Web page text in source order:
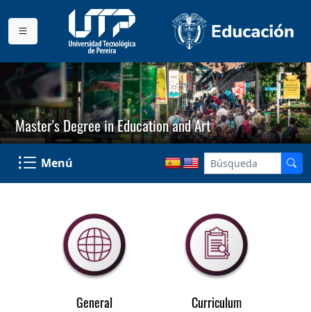
Master's Degree in Education and Art
Menú
General Curriculum